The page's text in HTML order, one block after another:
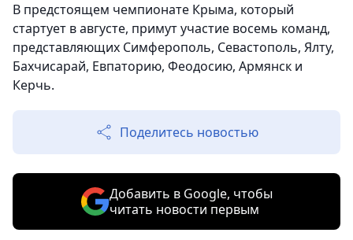
В предстоящем чемпионате Крыма, который
стартует в августе, примут участие восемь команд,
представляющих Симферополь, Севастополь, Ялту,
Бахчисарай, Евпаторию, Феодосию, Армянск и
Керчь.
Поделитесь новостью
Добавить в Google, чтобы
читать новости первым